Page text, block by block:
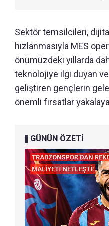
Sektör temsilcileri,
hızlanmasıyla MES
önümüzdeki yıllarda
teknolojiye ilgi duyan
geliştiren gençlerin
önemli fırsatlar
GÜNÜN ÖZETİ